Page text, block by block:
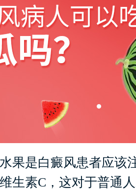
是白癜风患者应该
生素C，这对于普通